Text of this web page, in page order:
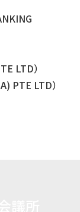
LTD）
PTE LTD）